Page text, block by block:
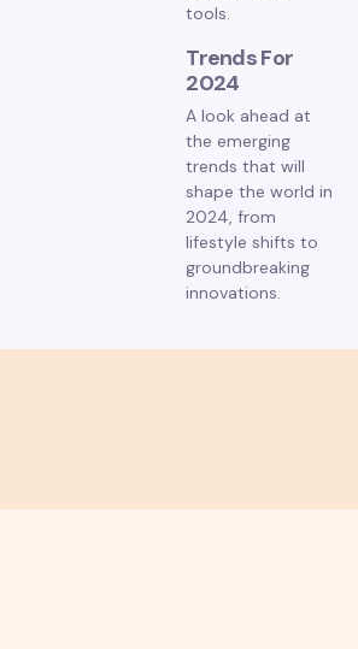
tools.
Trends For
2024
A look ahead at
the emerging
trends that will
shape the world in
2024, from
lifestyle shifts to
groundbreaking
innovations.